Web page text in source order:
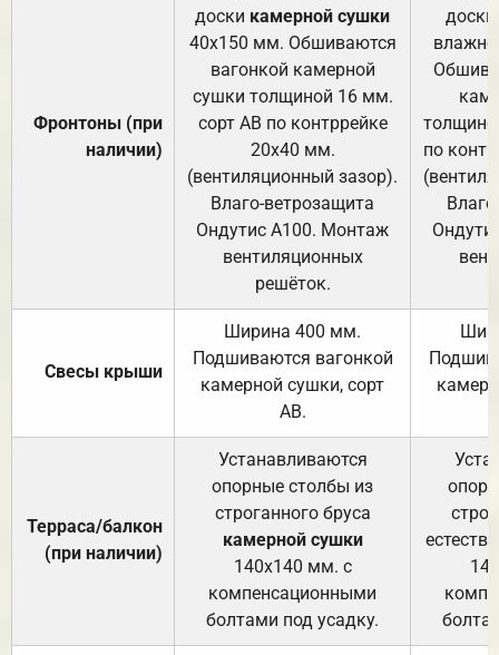
Фронтоны (при
наличии)
доски камерной сушки
40х150 мм. Обшиваются
вагонкой камерной
сушки толщиной 16 мм.
сорт АВ по контррейке
20х40 мм.
(вентиляционный зазор).
Влаго-ветрозащита
Ондутис А100. Монтаж
вентиляционных
решёток.
доски
по
Свесы крыши
Ширина 400 мм.
Подшиваются вагонкой
камерной сушки, сорт
АВ.
Терраса/балкон
(при наличии)
Устанавливаются
опорные столбы из
строганного бруса
камерной сушки
140х140 мм. с
компенсационными
болтами под усадку.